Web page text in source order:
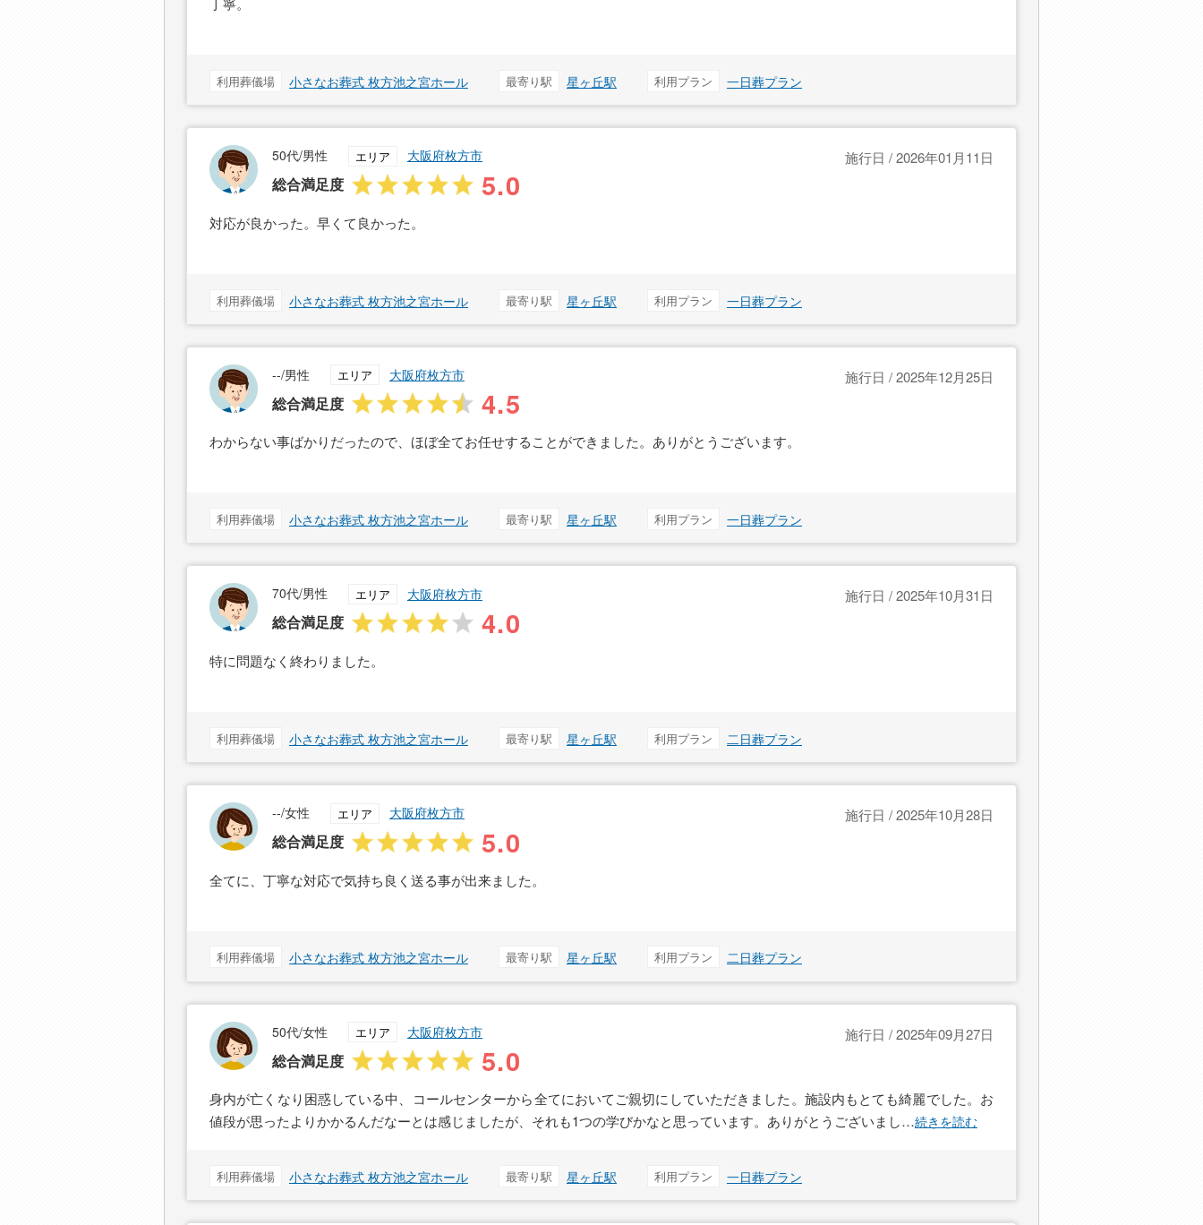
利用葬儀場 小さなお葬式 枚方池之宮ホール 最寄り駅 星ヶ丘駅 利用プラン 一日葬プラン
50代/男性 エリア 大阪府枚方市
総合満足度 5.0
施行日 / 2026年01月11日
対応が良かった。早くて良かった。
利用葬儀場 小さなお葬式 枚方池之宮ホール 最寄り駅 星ヶ丘駅 利用プラン 一日葬プラン
--/男性 エリア 大阪府枚方市
総合満足度 4.5
施行日 / 2025年12月25日
わからない事ばかりだったので、ほぼ全てお任せすることができました。ありがとうございます。
利用葬儀場 小さなお葬式 枚方池之宮ホール 最寄り駅 星ヶ丘駅 利用プラン 一日葬プラン
70代/男性 エリア 大阪府枚方市
総合満足度 4.0
施行日 / 2025年10月31日
特に問題なく終わりました。
利用葬儀場 小さなお葬式 枚方池之宮ホール 最寄り駅 星ヶ丘駅 利用プラン 二日葬プラン
--/女性 エリア 大阪府枚方市
総合満足度 5.0
施行日 / 2025年10月28日
全てに、丁寧な対応で気持ち良く送る事が出来ました。
利用葬儀場 小さなお葬式 枚方池之宮ホール 最寄り駅 星ヶ丘駅 利用プラン 二日葬プラン
50代/女性 エリア 大阪府枚方市
総合満足度 5.0
施行日 / 2025年09月27日
身内が亡くなり困惑している中、コールセンターから全てにおいてご親切にしていただきました。施設内もとても綺麗でした。お
値段が思ったよりかかるんだなーとは感じましたが、それも1つの学びかなと思っています。ありがとうございまし…続きを読む
利用葬儀場 小さなお葬式 枚方池之宮ホール 最寄り駅 星ヶ丘駅 利用プラン 一日葬プラン